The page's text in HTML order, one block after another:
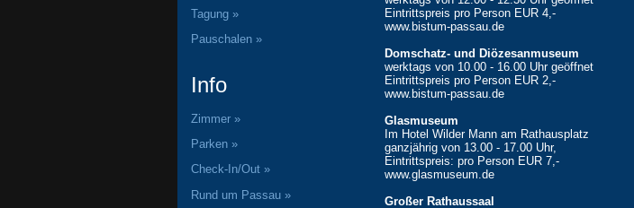
Tagung »
Pauschalen »
Info
Zimmer »
Parken »
Check-In/Out »
Rund um Passau »
Eintrittspreis pro Person EUR 4,-
www.bistum-passau.de
Domschatz- und Diözesanmuseum
werktags von 10.00 - 16.00 Uhr geöffnet
Eintrittspreis pro Person EUR 2,-
www.bistum-passau.de
Glasmuseum
Im Hotel Wilder Mann am Rathausplatz
ganzjährig von 13.00 - 17.00 Uhr,
Eintrittspreis: pro Person EUR 7,-
www.glasmuseum.de
Großer Rathaussaal